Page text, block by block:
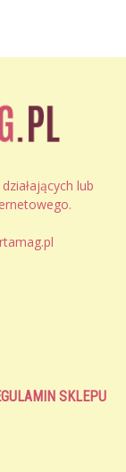
lub
SKLEPU